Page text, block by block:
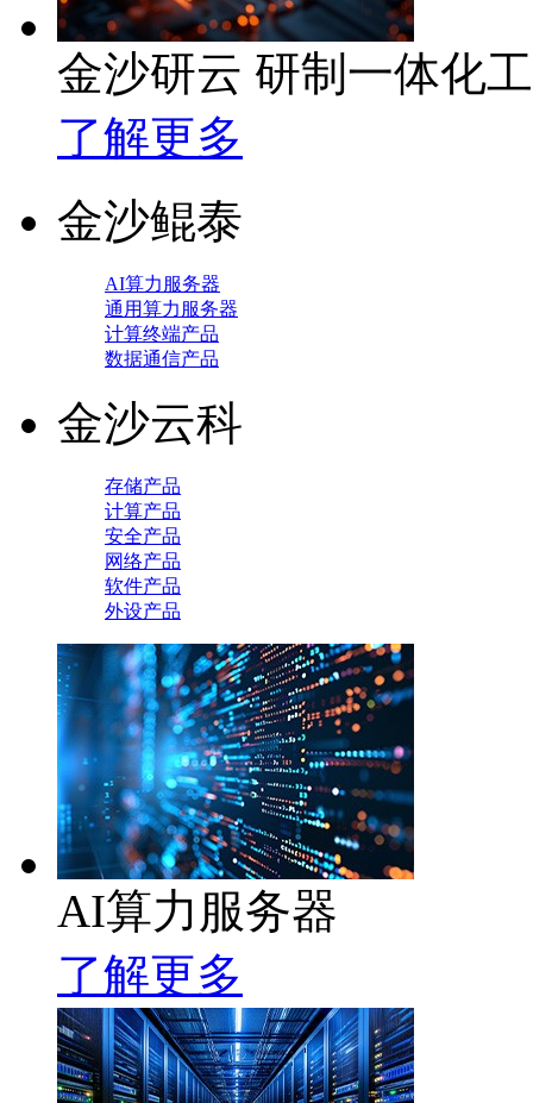
金沙研云 研制一体化
了解更多
金沙鲲泰
AI算力服务器
通用算力服务器
计算终端产品
数据通信产品
金沙云科
存储产品
计算产品
安全产品
网络产品
软件产品
外设产品
AI算力服务器
了解更多